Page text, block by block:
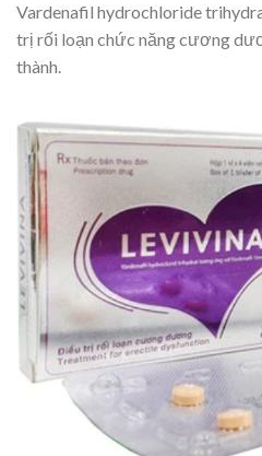
Vardenafil hydrochloride
trị rối loạn chức năng cương
thành.